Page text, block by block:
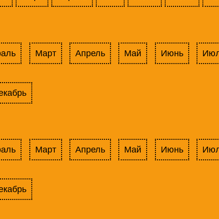
Март Апрель Май Июнь
Март Апрель Май Июнь